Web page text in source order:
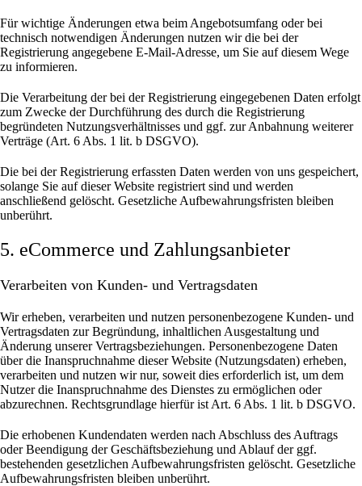
Für wichtige Änderungen etwa beim Angebotsumfang oder bei
technisch notwendigen Änderungen nutzen wir die bei der
Registrierung angegebene E-Mail-Adresse, um Sie auf diesem Wege
zu informieren.
Die Verarbeitung der bei der Registrierung eingegebenen Daten erfolgt
zum Zwecke der Durchführung des durch die Registrierung
begründeten Nutzungsverhältnisses und ggf. zur Anbahnung weiterer
Verträge (Art. 6 Abs. 1 lit. b DSGVO).
Die bei der Registrierung erfassten Daten werden von uns gespeichert,
solange Sie auf dieser Website registriert sind und werden
anschließend gelöscht. Gesetzliche Aufbewahrungsfristen bleiben
unberührt.
5. eCommerce und Zahlungs­anbieter
Verarbeiten von Kunden- und Vertragsdaten
Wir erheben, verarbeiten und nutzen personenbezogene Kunden- und
Vertragsdaten zur Begründung, inhaltlichen Ausgestaltung und
Änderung unserer Vertragsbeziehungen. Personenbezogene Daten
über die Inanspruchnahme dieser Website (Nutzungsdaten) erheben,
verarbeiten und nutzen wir nur, soweit dies erforderlich ist, um dem
Nutzer die Inanspruchnahme des Dienstes zu ermöglichen oder
abzurechnen. Rechtsgrundlage hierfür ist Art. 6 Abs. 1 lit. b DSGVO.
Die erhobenen Kundendaten werden nach Abschluss des Auftrags
oder Beendigung der Geschäftsbeziehung und Ablauf der ggf.
bestehenden gesetzlichen Aufbewahrungsfristen gelöscht. Gesetzliche
Aufbewahrungsfristen bleiben unberührt.